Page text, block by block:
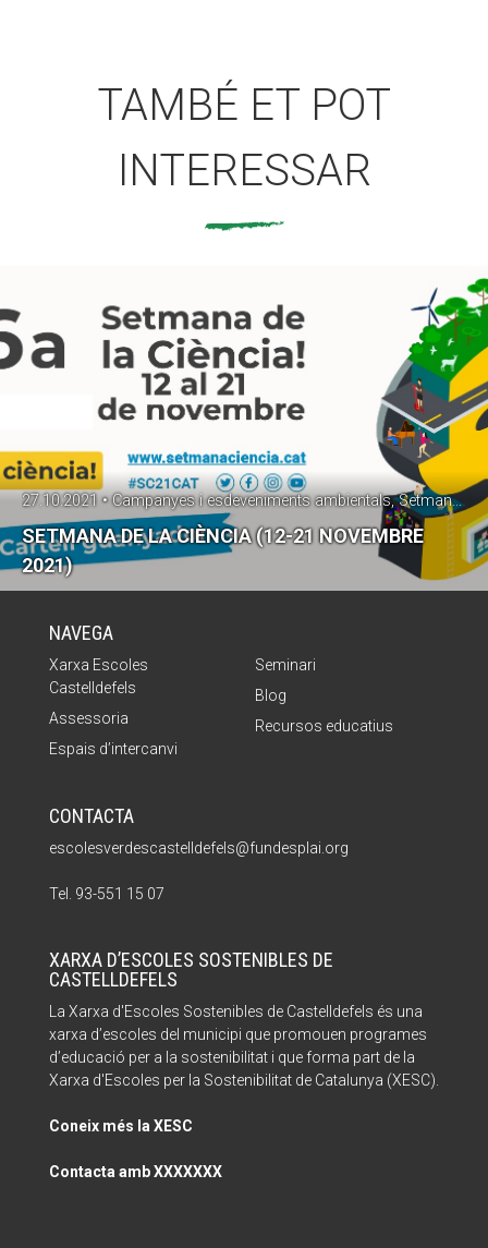
TAMBÉ ET POT
INTERESSAR
SETMANA DE LA CIÈNCIA (12-21 NOVEMBRE
2021)
27.10.2021 • Campanyes i esdeveniments ambientals, SetmanaPrevencióResidus
NAVEGA
Xarxa Escoles
Castelldefels
Assessoria
Espais d’intercanvi
Seminari
Blog
Recursos educatius
CONTACTA
escolesverdescastelldefels@fundesplai.org
Tel. 93-551 15 07
XARXA D’ESCOLES SOSTENIBLES DE
CASTELLDEFELS
La Xarxa d'Escoles Sostenibles de Castelldefels és una
xarxa d’escoles del municipi que promouen programes
d’educació per a la sostenibilitat i que forma part de la
Xarxa d'Escoles per la Sostenibilitat de Catalunya (XESC).
Coneix més la XESC
Contacta amb XXXXXXX